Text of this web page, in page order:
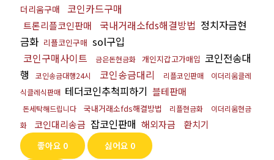
더리움구매
코인카드구매
트론리플코인판매 국내거래소fds해결방법 정치자금현
금화 리플코인구매 sol구입
코인구매사이트
금은돈현금화 개인지갑고가매입 코인전송대
행
코인송금대행24시 코인송금대리 리플코인판매
이더리움클레
식클레식판매 테더코인추척피하기 블테판매
돈세탁해드립니다 국내거래소fds해결방법 리플현금화
이더리움현금
화
코인대리송금 잡코인판매 해외자금 환치기
좋아요 0 싫어요 0